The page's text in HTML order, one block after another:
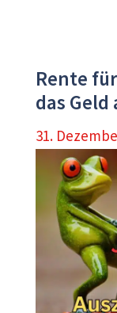
Rente
das
31.